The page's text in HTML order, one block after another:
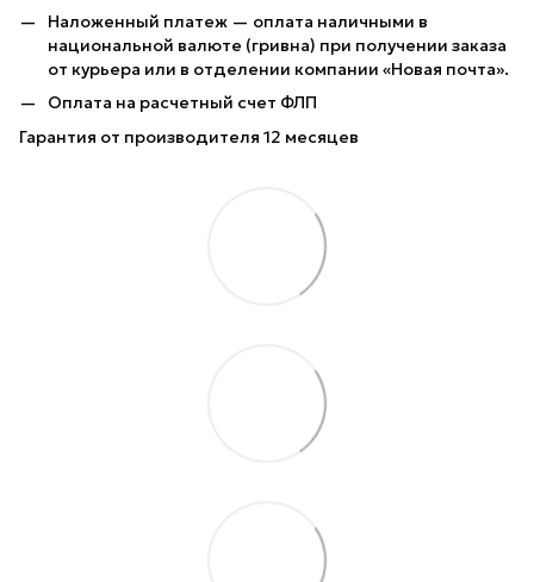
Наложенный платеж — оплата наличными в
национальной валюте (гривна) при получении заказа
от курьера или в отделении компании «Новая почта».
Оплата на расчетный счет ФЛП
Гарантия от производителя 12 месяцев